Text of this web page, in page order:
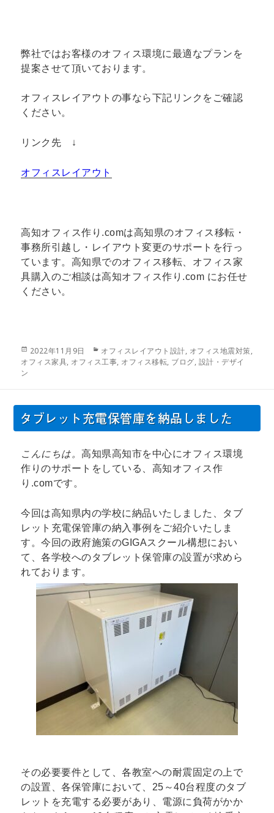
弊社ではお客様のオフィス環境に最適なプランを
提案させて頂いております。
オフィスレイアウトの事なら下記リンクをご確認
ください。
リンク先 ↓
オフィスレイアウト
高知オフィス作り.comは高知県のオフィス移転・
事務所引越し・レイアウト変更のサポートを行っ
ています。高知県でのオフィス移転、オフィス家
具購入のご相談は高知オフィス作り.com にお任せ
ください。
投
稿
2022年11月9日
カ
テ
オフィスレイアウト設計, オフィス地震対策,
オフィス家具, オフィス工事, オフィス移転, ブログ, 設計・デザイ
ン
タブレット充電保管庫を納品しました
こんにちは。高知県高知市を中心にオフィス環境
作りのサポートをしている、高知オフィス作
り.comです。
今回は高知県内の学校に納品いたしました、タブ
レット充電保管庫の納入事例をご紹介いたしま
す。今回の政府施策のGIGAスクール構想におい
て、各学校へのタブレット保管庫の設置が求めら
れております。
その必要要件として、各教室への耐震固定の上で
の設置、各保管庫において、25～40台程度のタブ
レットを充電する必要があり、電源に負荷がかか